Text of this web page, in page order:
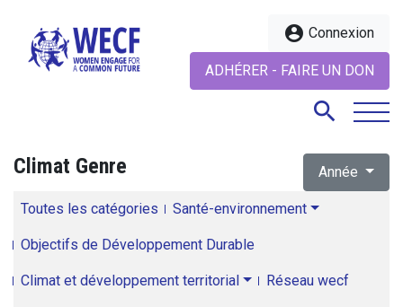
account_circle Connexion
ADHÉRER - FAIRE UN DON
search
Climat Genre Année
Toutes les catégories Santé-environnement
Objectifs de Développement Durable
Climat et développement territorial Réseau wecf